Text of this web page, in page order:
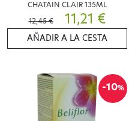
CHATAIN CLAIR 135ML
12,45 €
11,21 €
AÑADIR A LA CESTA
-10%